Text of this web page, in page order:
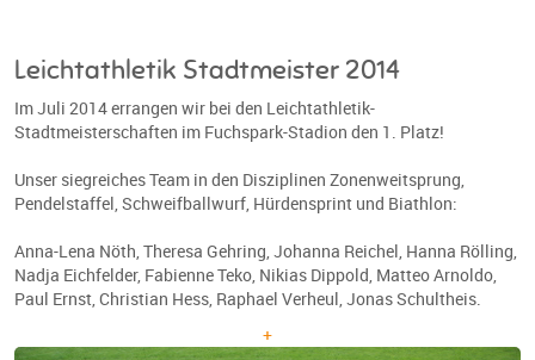
Leichtathletik Stadtmeister 2014
Im Juli 2014 errangen wir bei den Leichtathletik-
Stadtmeisterschaften im Fuchspark-Stadion den 1. Platz!
Unser siegreiches Team in den Disziplinen Zonenweitsprung,
Pendelstaffel, Schweifballwurf, Hürdensprint und Biathlon:
Anna-Lena Nöth, Theresa Gehring, Johanna Reichel, Hanna Rölling,
Nadja Eichfelder, Fabienne Teko, Nikias Dippold, Matteo Arnoldo,
Paul Ernst, Christian Hess, Raphael Verheul, Jonas Schultheis.
+